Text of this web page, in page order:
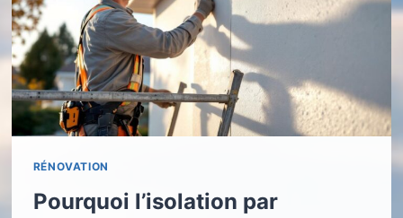
RÉNOVATION
Pourquoi l’isolation par